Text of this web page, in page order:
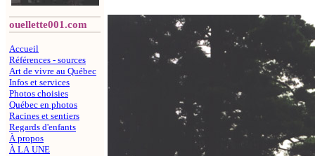
ouellette001.com
Accueil
Références - sources
Art de vivre au Québec
Infos et services
Photos choisies
Québec en photos
Racines et sentiers
Regards d'enfants
À propos
À LA UNE